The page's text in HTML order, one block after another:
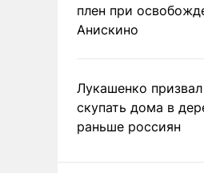
плен при
Анискино
Лукашенко
скупать дома в
раньше россиян